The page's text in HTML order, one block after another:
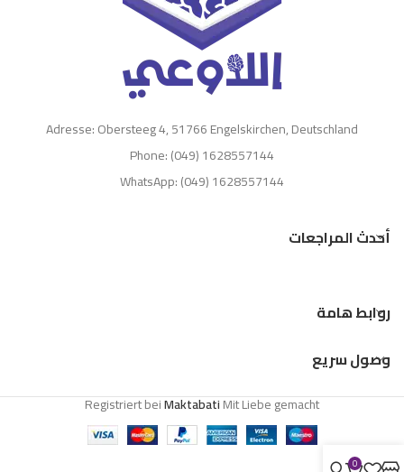
Adresse: Obersteeg 4, 51766 Engelskirchen, Deutschland
Phone: (049) 1628557144
WhatsApp: (049) 1628557144
أحدث المراجعات
روابط هامة
وصول سريع
Registriert beiMaktabatiMit Liebe gemacht
0